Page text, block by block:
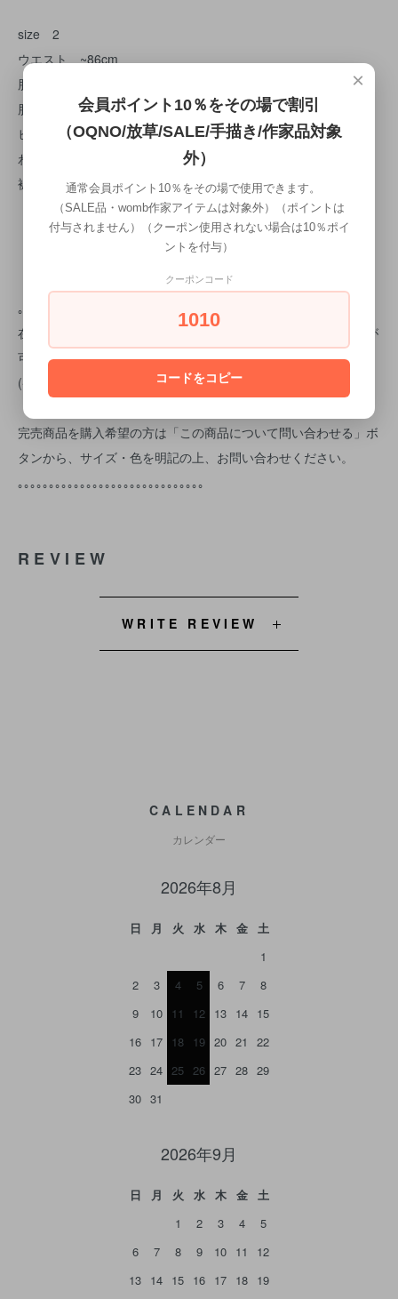
size 2
ウエスト ~86cm
股上 36.5cm
股下 68.5cm
ヒップ 116cm
わたり幅 37cm
裾幅 25.5cm
｡｡｡｡｡｡｡｡｡｡｡｡｡｡｡｡｡｡｡｡｡｡｡｡｡｡｡｡｡｡
在庫のない場合でも、メーカーに在庫があった場合は取り寄せが
可能です。
(※キャンセルはできません。)
完売商品を購入希望の方は「この商品について問い合わせる」ボ
タンから、サイズ・色を明記の上、お問い合わせください。
｡｡｡｡｡｡｡｡｡｡｡｡｡｡｡｡｡｡｡｡｡｡｡｡｡｡｡｡｡｡
REVIEW
WRITE REVIEW
CALENDAR
カレンダー
2026年8月
日 月 火 水 木 金
土
1
2
3 4 5 6 7
8
9
10 11 12 13 14 15
16 17 18 19 20 21
22
23 24 25 26 27 28 29
30 31
2026年9月
日 月 火 水 木 金
土
1
2 3 4
5
6
7 8 9 10 11
12
13 14 15 16 17 18 19
×
会員ポイント10％をその場で割引
（OQNO/放草/SALE/手描き/作家品対象
外）
通常会員ポイント10％をその場で使用できます。
（SALE品・womb作家アイテムは対象外）（ポイントは
付与されません）（クーポン使用されない場合は10％ポイ
ントを付与）
クーポンコード
1010
コードをコピー